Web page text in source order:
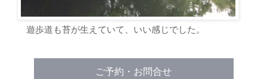
遊歩道も苔が生えていて、いい感じでした。
ご予約・お問合せ